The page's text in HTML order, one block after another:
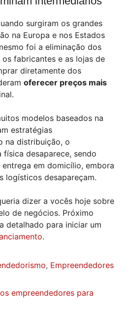
surgiram os grandes
na Europa e nos Estados
foi a eliminação dos
fabricantes e as lojas de
diretamente dos
oferecer preços mais
modelos baseados na
estratégias
na distribuição, o
desaparece, sendo
em domicílio, embora
logísticos desapareçam.
dizer a vocês hoje sobre
de negócios. Próximo
detalhado para iniciar um
.
, Empreendedores
empreendedores para